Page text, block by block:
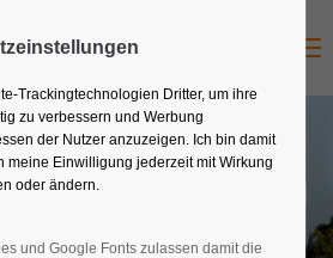
ab € 548
Trackingtechnologien Dritter, um ihre
zu verbessern und Werbung
der Nutzer anzuzeigen. Ich bin damit
meine Einwilligung jederzeit mit Wirkung
oder ändern.
und Google Fonts zulassen damit die